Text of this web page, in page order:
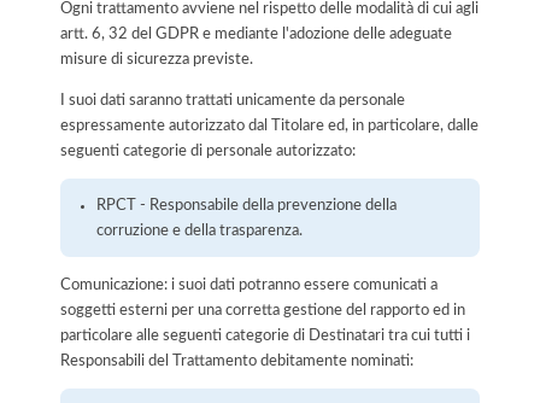
Ogni trattamento avviene nel rispetto delle modalità di cui agli
artt. 6, 32 del GDPR e mediante l'adozione delle adeguate
misure di sicurezza previste.
I suoi dati saranno trattati unicamente da personale
espressamente autorizzato dal Titolare ed, in particolare, dalle
seguenti categorie di personale autorizzato:
RPCT - Responsabile della prevenzione della
corruzione e della trasparenza.
Comunicazione: i suoi dati potranno essere comunicati a
soggetti esterni per una corretta gestione del rapporto ed in
particolare alle seguenti categorie di Destinatari tra cui tutti i
Responsabili del Trattamento debitamente nominati: